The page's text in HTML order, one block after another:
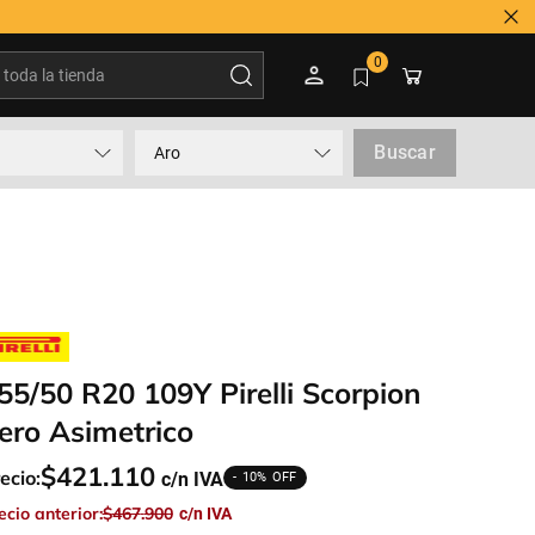
0
Aro Buscar
50 R20 109Y Pirelli Scorpion
Asimetrico
$421.110 10%
anterior:$467.900